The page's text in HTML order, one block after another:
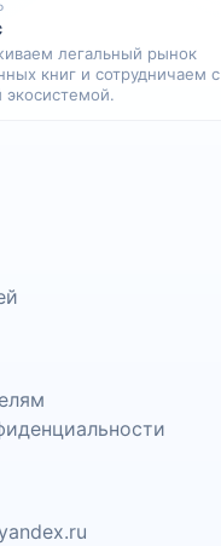
легальный рынок
книг и сотрудничаем с
экосистемой.